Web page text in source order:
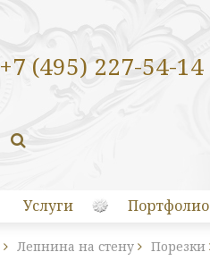
+7 (495) 227-54-14
Услуги Портфолио
Лепнина на стену Порезки